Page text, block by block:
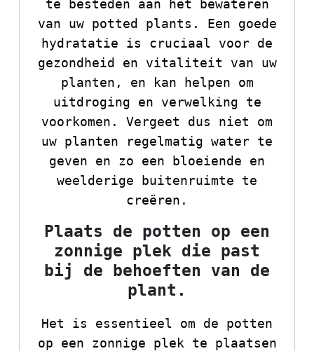
te besteden aan het bewateren
van uw potted plants. Een goede
hydratatie is cruciaal voor de
gezondheid en vitaliteit van uw
planten, en kan helpen om
uitdroging en verwelking te
voorkomen. Vergeet dus niet om
uw planten regelmatig water te
geven en zo een bloeiende en
weelderige buitenruimte te
creëren.
Plaats de potten op een
zonnige plek die past
bij de behoeften van de
plant.
Het is essentieel om de potten
op een zonnige plek te plaatsen